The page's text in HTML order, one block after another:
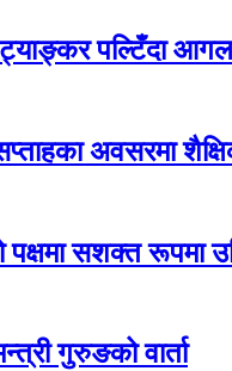
ट्याङ्कर पल्टिँदा
अवसरमा
सशक्त रूपमा
गुरुङको वार्ता